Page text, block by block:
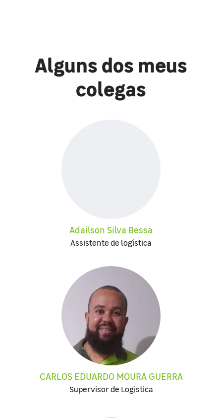
Alguns dos meus
colegas
Adailson Silva Bessa
Assistente de logística
CARLOS EDUARDO MOURA GUERRA
Supervisor de Logistica